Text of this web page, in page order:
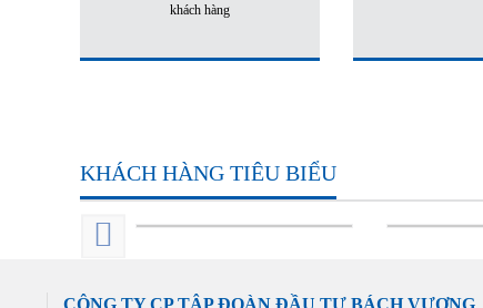
khách hàng
KHÁCH HÀNG TIÊU BIỂU
CÔNG TY CP TẬP ĐOÀN ĐẦU TƯ BÁCH VƯỢNG